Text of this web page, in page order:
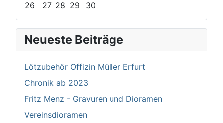
26
27 28 29 30
Neueste Beiträge
Lötzubehör Offizin Müller Erfurt
Chronik ab 2023
Fritz Menz - Gravuren und Dioramen
Vereinsdioramen